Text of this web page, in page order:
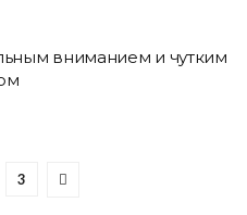
вниманием и чутким
3